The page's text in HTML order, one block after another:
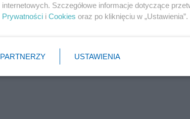
internetowych. Szczegółowe informacje dotyczące
Prywatności i Cookies oraz po kliknięciu w „Ustawienia”.
PARTNERZY USTAWIENIA